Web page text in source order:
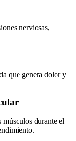
nerviosas,
que genera dolor y
durante el